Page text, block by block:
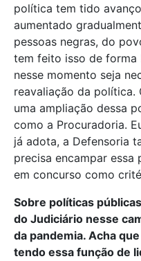
política tem tido
aumentado
pessoas negras, do
tem feito isso de forma
nesse momento seja
reavaliação da política.
uma ampliação dessa
como a Procuradoria.
já adota, a Defensoria
precisa encampar
em concurso como
Sobre políticas
do Judiciário nesse
da pandemia. Acha
tendo essa função de